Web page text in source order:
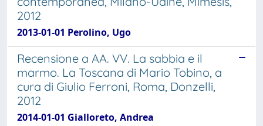
2012
2013-01-01 Perolino, Ugo
Recensione a AA. VV. La sabbia e il
marmo. La Toscana di Mario Tobino, a
cura di Giulio Ferroni, Roma, Donzelli,
2012
2014-01-01 Gialloreto, Andrea